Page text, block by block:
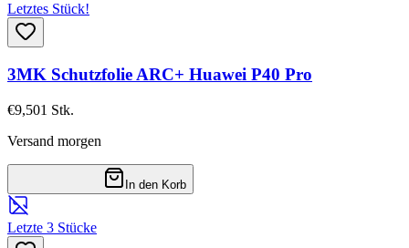
Letztes Stück!
3MK Schutzfolie ARC+ Huawei P40 Pro
€9,501 Stk.
Versand morgen
In den Korb
Letzte 3 Stücke